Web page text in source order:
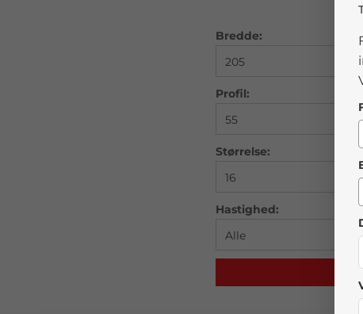
Bredde:
Profil:
Størrelse:
Hastighed: